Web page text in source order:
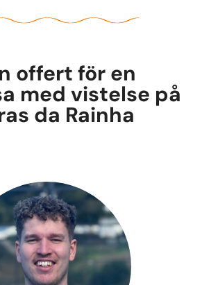
offert för en
med vistelse på
da Rainha